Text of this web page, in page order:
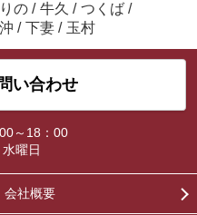
の / 牛久 / つくば /
/ 下妻 / 玉村
い合わせ
～18：00
水曜日
会社概要